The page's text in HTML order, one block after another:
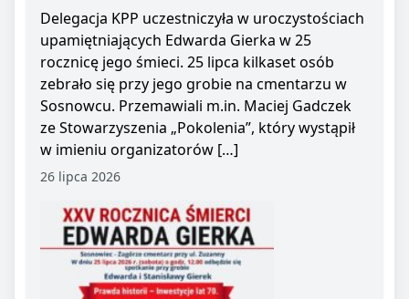
Delegacja KPP uczestniczyła w uroczystościach
upamiętniających Edwarda Gierka w 25
rocznicę jego śmieci. 25 lipca kilkaset osób
zebrało się przy jego grobie na cmentarzu w
Sosnowcu. Przemawiali m.in. Maciej Gadczek
ze Stowarzyszenia „Pokolenia”, który wystąpił
w imieniu organizatorów […]
26 lipca 2026